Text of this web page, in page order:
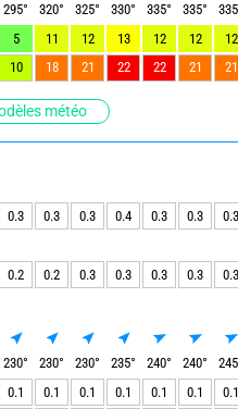
météo
295° 320° 325° 330° 335° 335°
335
5 11 12 13 12 12
12
10 18 21 22 22 21 21
0.3 0.3 0.3 0.4 0.3 0.3 0.3
0.2 0.2 0.3 0.3 0.3 0.3 0.3
230° 230° 230° 235° 240° 240°
245
0.1 0.1 0.1 0.1 0.1 0.1
0.1